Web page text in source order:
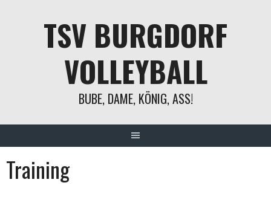
TSV BURGDORF
VOLLEYBALL
BUBE, DAME, KÖNIG, ASS!
Training